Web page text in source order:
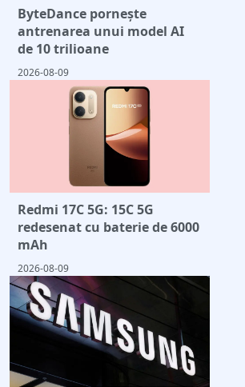
ByteDance pornește
antrenarea unui model AI
de 10 trilioane
2026-08-09
Redmi 17C 5G: 15C 5G
redesenat cu baterie de 6000
mAh
2026-08-09